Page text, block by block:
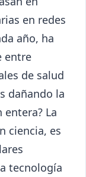
en redes
año, ha
entre
de salud
dañando la
La
ciencia, es
tecnología